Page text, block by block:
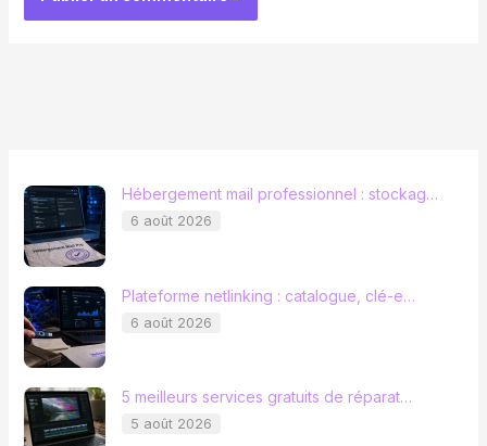
Hébergement mail professionnel : stockag…
6 août 2026
Plateforme netlinking : catalogue, clé-e…
6 août 2026
5 meilleurs services gratuits de réparat…
5 août 2026